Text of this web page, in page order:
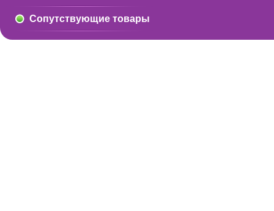
Сопутствующие товары